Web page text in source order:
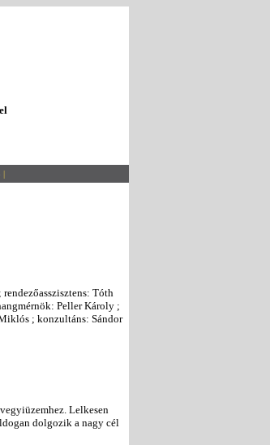
|
Tóth
Peller Károly ;
; konzultáns: Sándor
Lelkesen
dolgozik a nagy cél